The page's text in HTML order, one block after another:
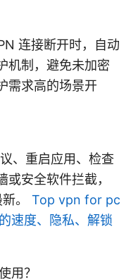
连接断开时，自动
机制，避免未加密
需求高的场景开
、重启应用、检查
安全软件拦截，
。 Top vpn for pc
速度、隐私、解锁
用？